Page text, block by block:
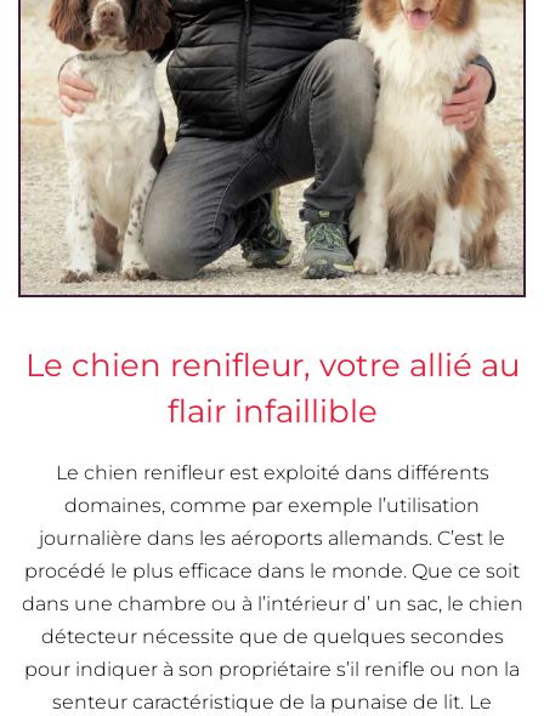
Le chien renifleur, votre allié au
flair infaillible
Le chien renifleur est exploité dans différents
domaines, comme par exemple l’utilisation
journalière dans les aéroports allemands. C’est le
procédé le plus efficace dans le monde. Que ce soit
dans une chambre ou à l’intérieur d’ un sac, le chien
détecteur nécessite que de quelques secondes
pour indiquer à son propriétaire s’il renifle ou non la
senteur caractéristique de la punaise de lit. Le